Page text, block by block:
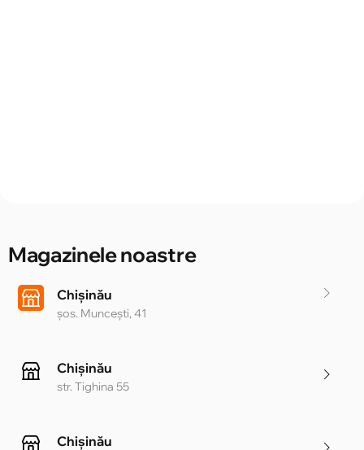
Magazinele noastre
Chișinău
șos. Muncești, 41
Chișinău
str. Tighina 55
Chișinău